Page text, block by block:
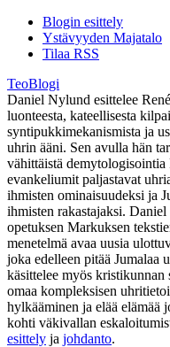
Blogin esittely
Ystävyyden Majatalo
Tilaa RSS
TeoBlogi
Daniel Nylund esittelee
luonteesta, kateellisesta
syntipukkimekanismista ja
uhrin ääni. Sen avulla hän
vähittäistä
evankeliumit paljastavat
ihmisten ominaisuudeksi ja
ihmisten rakastajaksi. Daniel
opetuksen Markuksen
menetelmä avaa uusia
joka edelleen pitää Jumalaa
käsittelee myös kristikunnan
omaa kompleksisen
hylkääminen ja elää elämää
kohti väkivallan
esittely ja johdanto.